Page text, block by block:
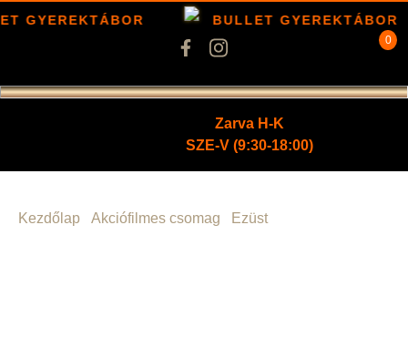
GYEREKTÁBOR BULLET GYEREKTÁBOR
0
Zarva H-K
SZE-V (9:30-18:00)
Kezdőlap Akciófilmes csomag Ezüst/ Fury